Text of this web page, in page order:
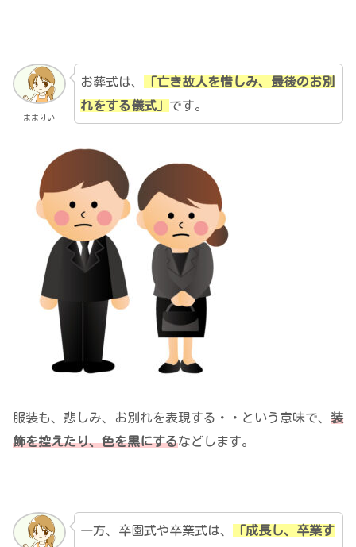
ままりい
お葬式は、
「亡き故人を惜しみ、最後のお別
れをする儀式」 です。
服装も、悲しみ、お別れを表現する・・という意味で、 装
飾を控えたり、色を黒にするなどします。
一方、卒園式や卒業式は、
「成長し、卒業す